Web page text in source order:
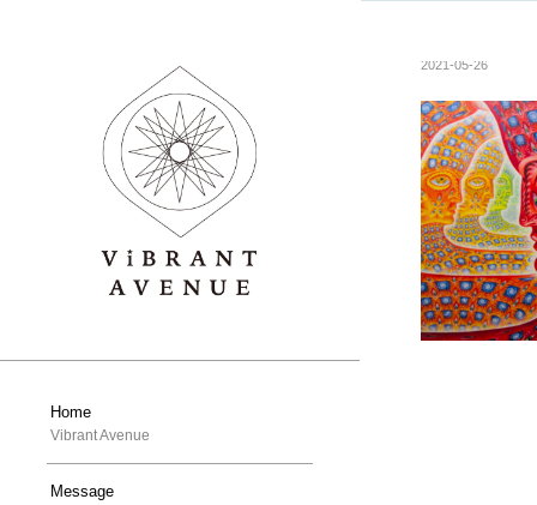
Home
Vibrant Avenue
Message
2021-05-26